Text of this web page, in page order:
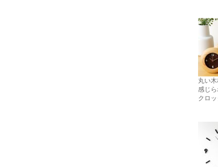
丸い
感じ
クロ